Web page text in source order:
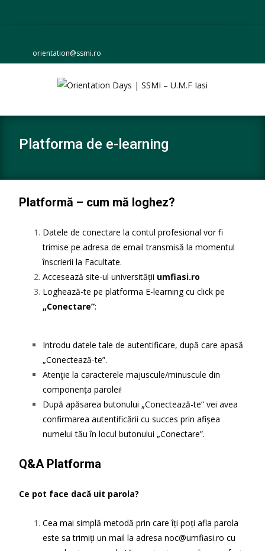
orientation@ssmi.ro
Platforma de e-learning
Platformă – cum mă loghez?
Datele de conectare la contul profesional vor fi
trimise pe adresa de email transmisă la momentul
înscrierii la Facultate.
Accesează site-ul universității umfiasi.ro
Loghează-te pe platforma E-learning cu click pe
„Conectare”:
Introdu datele tale de autentificare, după care apasă
„Conectează-te”.
Atenţie la caracterele majuscule/minuscule din
componența parolei!
După apăsarea butonului „Conectează-te” vei avea
confirmarea autentificării cu succes prin afișea
numelui tău în locul butonului „Conectare”.
Q&A Platforma
Ce pot face dacă uit parola?
Cea mai simplă metodă prin care îți poți afla parola
este sa trimiți un mail la adresa noc@umfiasi.ro cu